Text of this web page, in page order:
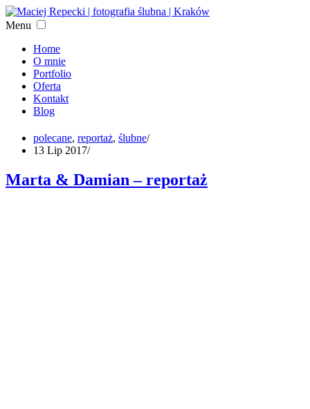
Menu
Home
O mnie
Portfolio
Oferta
Kontakt
Blog
polecane, reportaż, ślubne/
13 Lip 2017/
Marta & Damian – reportaż